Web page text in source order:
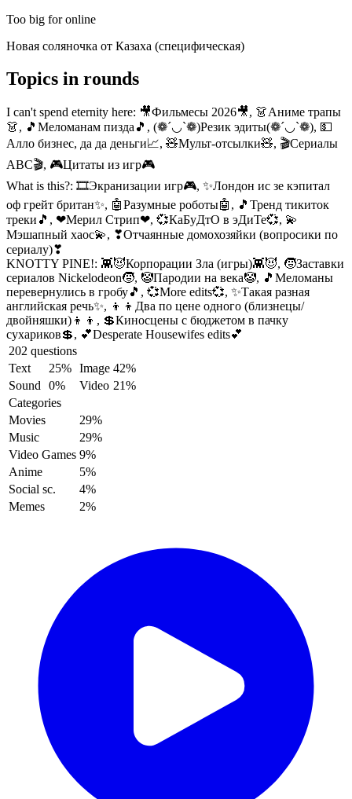
Too big for online
Новая соляночка от Казаха (специфическая)
Topics in rounds
I can't spend eternity here: 🎥Фильмесы 2026🎥, 👗Аниме трапы
👗, 🎵Меломанам пизда🎵, (❁´◡`❁)Резик эдиты(❁´◡`❁), 💵
Алло бизнес, да да деньги📈, 🧸Мульт-отсылки🧸, 🎬Сериалы
ABC🎬, 🎮Цитаты из игр🎮
What is this?: 🎞Экранизации игр🎮, ✨Лондон ис зе кэпитал
оф грейт британ✨, 🤖Разумные роботы🤖, 🎵Тренд тикиток
треки🎵, ❤Мерил Стрип❤, 💞КаБуДтО в эДиТе💞, 💫
Мэшапный хаос💫, ❣Отчаянные домохозяйки (вопросики по
сериалу)❣
KNOTTY PINE!: 👾😈Корпорации Зла (игры)👾😈, 🧒Заставки
сериалов Nickelodeon🧒, 🤡Пародии на века🤡, 🎵Меломаны
перевернулись в гробу🎵, 💞More edits💞, ✨Такая разная
английская речь✨, 👦👦Два по цене одного (близнецы/
двойняшки)👦👦, 💲Киносцены с бюджетом в пачку
сухариков💲, 💕Desperate Housewifes edits💕
202 questions
Text
25% Image 42%
Sound
0% Video 21%
Categories
Movies
29%
Music
29%
Video Games 9%
Anime
5%
Social sc.
4%
Memes
2%